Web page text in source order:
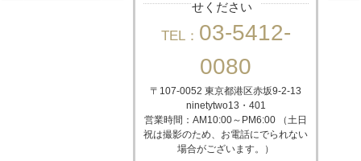
せください
TEL： 03-5412-
0080
〒107-0052 東京都港区赤坂9-2-13
ninetytwo13・401
営業時間：AM10:00～PM6:00 （土日
祝は撮影のため、お電話にでられない
場合がございます。）